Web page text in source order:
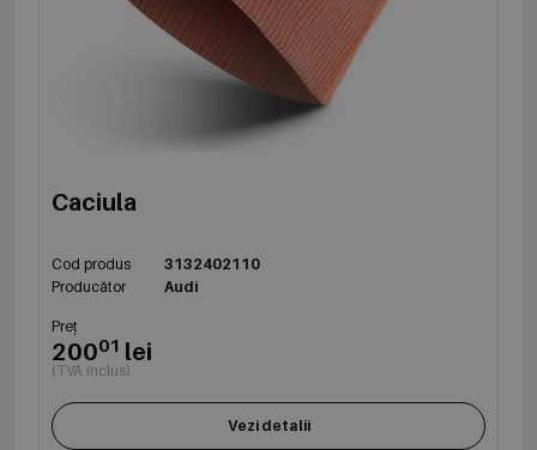
Caciula
Cod produs
3132402110
Producător
Audi
Preț
20001 lei
(TVA inclus)
Vezi detalii